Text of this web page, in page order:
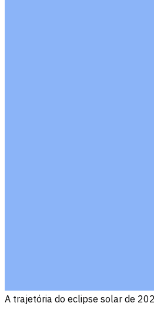
A trajetória do eclipse solar de